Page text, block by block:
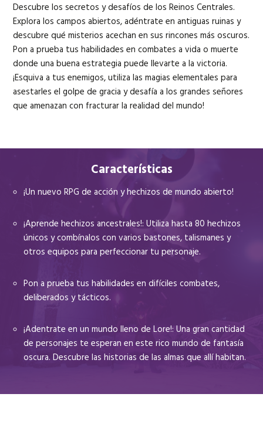
Descubre los secretos y desafíos de los Reinos Centrales.
Explora los campos abiertos, adéntrate en antiguas ruinas y
descubre qué misterios acechan en sus rincones más oscuros.
Pon a prueba tus habilidades en combates a vida o muerte
donde una buena estrategia puede llevarte a la victoria.
¡Esquiva a tus enemigos, utiliza las magias elementales para
asestarles el golpe de gracia y desafía a los grandes señores
que amenazan con fracturar la realidad del mundo!
Características
¡Un nuevo RPG de acción y hechizos de mundo abierto!
¡Aprende hechizos ancestrales!: Utiliza hasta 80 hechizos
únicos y combínalos con varios bastones, talismanes y
otros equipos para perfeccionar tu personaje.
Pon a prueba tus habilidades en difíciles combates,
deliberados y tácticos.
¡Adentrate en un mundo lleno de Lore!: Una gran cantidad
de personajes te esperan en este rico mundo de fantasía
oscura. Descubre las historias de las almas que allí habitan.